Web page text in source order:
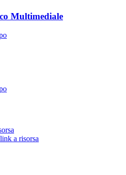
Multimediale
a risorsa